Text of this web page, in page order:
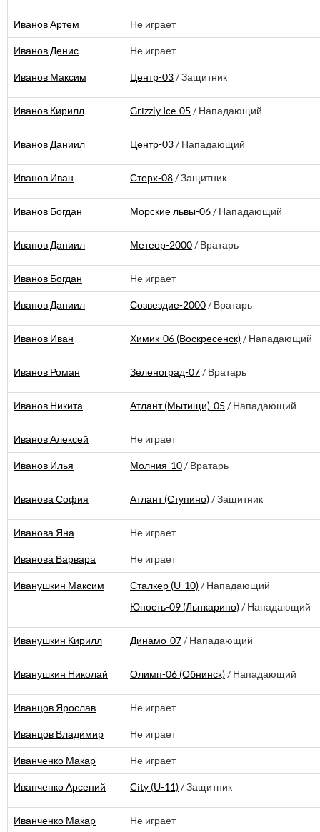
Иванов Артем Не играет
Иванов Денис Не играет
Иванов Максим Центр-03 / Защитник
Иванов Кирилл Grizzly Ice-05 / Нападающий
Иванов Даниил Центр-03 / Нападающий
Иванов Иван Стерх-08 / Защитник
Иванов Богдан Морские львы-06 / Нападающий
Иванов Даниил Метеор-2000 / Вратарь
Иванов Богдан Не играет
Иванов Даниил Созвездие-2000 / Вратарь
Иванов Иван Химик-06 (Воскресенск) / Нападающий
Иванов Роман Зеленоград-07 / Вратарь
Иванов Никита Атлант (Мытищи)-05 / Нападающий
Иванов Алексей Не играет
Иванов Илья Молния-10 / Вратарь
Иванова София Атлант (Ступино) / Защитник
Иванова Яна Не играет
Иванова Варвара Не играет
Иванушкин Максим Сталкер (U-10) / Нападающий
Юность-09 (Лыткарино) / Нападающий
Иванушкин Кирилл Динамо-07 / Нападающий
Иванушкин Николай Олимп-06 (Обнинск) / Нападающий
Иванцов Ярослав Не играет
Иванцов Владимир Не играет
Иванченко Макар Не играет
Иванченко Арсений City (U-11) / Защитник
Иванченко Макар Не играет